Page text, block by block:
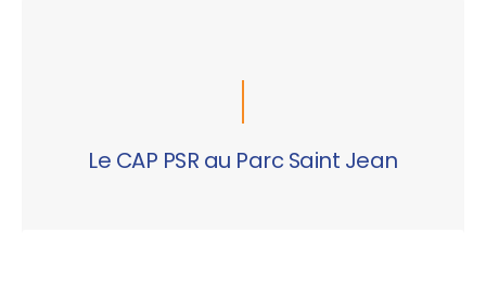
Le CAP PSR au Parc Saint Jean